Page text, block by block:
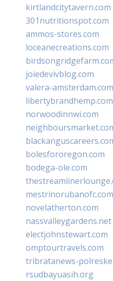
kirtlandcitytavern.com
301nutritionspot.com
ammos-stores.com
loceanecreations.com
joiedevivblog.com
valera-amsterdam.com
libertybrandhemp.com
norwoodinnwi.com
bolesfororegon.com
bodega-ole.com
mestrinorubanofc.com
novelatherton.com
nassvalleygardens.net
electjohnstewart.com
omptourtravels.com
tribratanews-
rsudbayuasih.org